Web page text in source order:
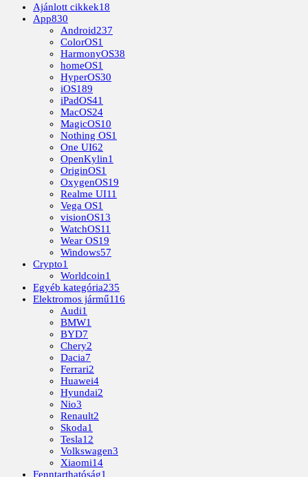
Ajánlott cikkek18
App830
Android237
ColorOS1
HarmonyOS38
homeOS1
HyperOS30
iOS189
iPadOS41
MacOS24
MagicOS10
Nothing OS1
One UI62
OpenKylin1
OriginOS1
OxygenOS19
Realme UI11
Vega OS1
visionOS13
WatchOS11
Wear OS19
Windows57
Crypto1
Worldcoin1
Egyéb kategória235
Elektromos jármű116
Audi1
BMW1
BYD7
Chery2
Dacia7
Ferrari2
Huawei4
Hyundai2
Nio3
Renault2
Skoda1
Tesla12
Volkswagen3
Xiaomi14
Fenntarthatóság1